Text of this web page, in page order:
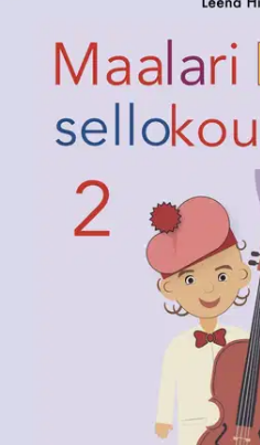
Ei saatavilla
Tuotekuvaus
Maalari Fransin sellokoulu 2 -
on sellonsoiton alkeet osaaville
on tarkoitettu sellon perustaso 2:n
Tarinallisessa kirjassa seurataan
maailman, ja tutustutaan eri
kahdeksan eri maan
kansanmusiikissa. Kirjassa on
Sellokoulussa
sävelkulkujen ja sellon otelaudan
musiikkiopisto-opetuksen lisäksi